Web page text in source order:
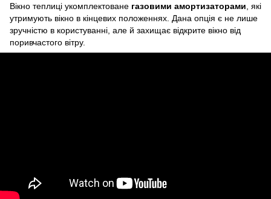
Вікно теплиці укомплектоване газовими амортизаторами , які
утримують вікно в кінцевих положеннях. Дана опція є не лише
зручністю в користуванні, але й захищає відкрите вікно від
поривчастого вітру.